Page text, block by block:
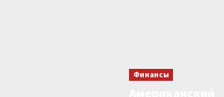
Финансы